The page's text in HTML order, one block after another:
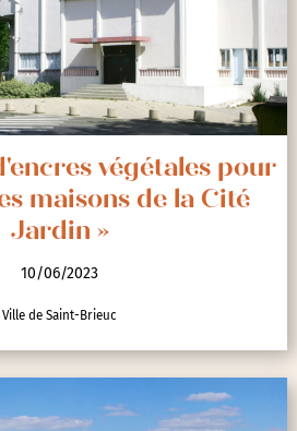
végétales pour
maisons de la Cité
Jardin »
10/06/2023
Ville de Saint-Brieuc